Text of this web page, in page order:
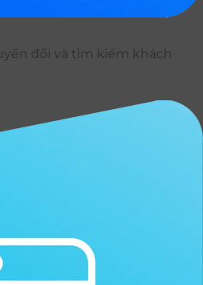
đổi và tìm kiếm khách